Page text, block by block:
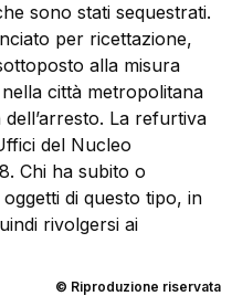
sono stati sequestrati.
per ricettazione,
alla misura
città metropolitana
La refurtiva
del Nucleo
Chi ha subito o
di questo tipo, in
rivolgersi ai
© Riproduzione riservata